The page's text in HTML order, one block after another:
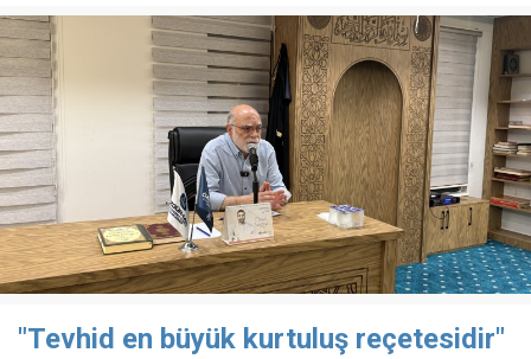
"Tevhid en büyük kurtuluş reçetesidir"